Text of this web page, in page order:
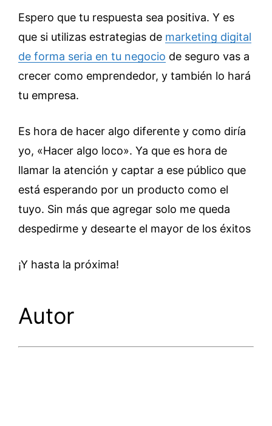
Espero que tu respuesta sea positiva. Y es
que si utilizas estrategias de marketing digital
de forma seria en tu negocio de seguro vas a
crecer como emprendedor, y también lo hará
tu empresa.
Es hora de hacer algo diferente y como diría
yo, «Hacer algo loco». Ya que es hora de
llamar la atención y captar a ese público que
está esperando por un producto como el
tuyo. Sin más que agregar solo me queda
despedirme y desearte el mayor de los éxitos
¡Y hasta la próxima!
Autor